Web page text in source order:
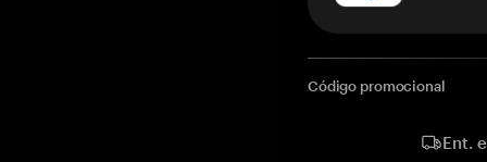
Código promocional
Ent.